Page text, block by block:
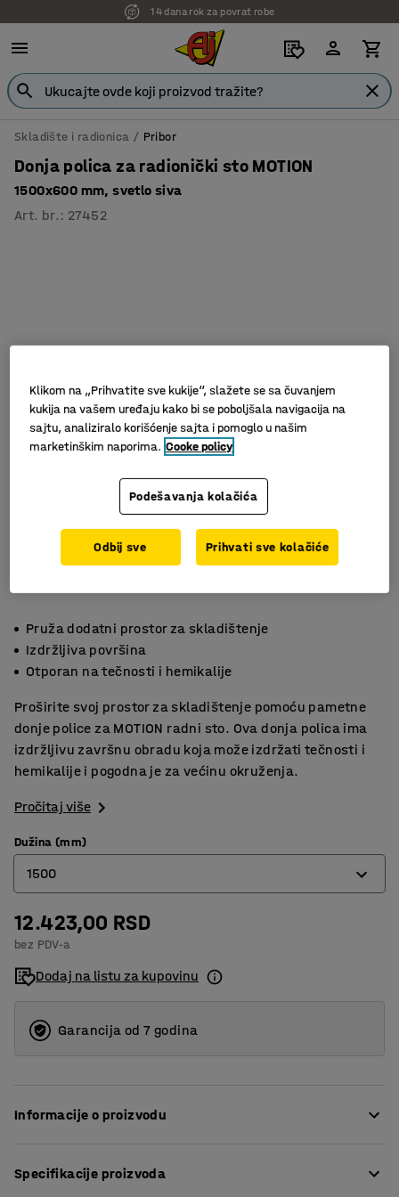
14 dana rok za povrat robe
Skladište i radionica Pribor
Donja polica za radionički sto MOTION
1500x600 mm, svetlo siva
Art. br. : 27452
Pruža dodatni prostor za skladištenje
Izdržljiva površina
Otporan na tečnosti i hemikalije
Proširite svoj prostor za skladištenje pomoću pametne
donje police za MOTION radni sto. Ova donja polica ima
izdržljivu završnu obradu koja može izdržati tečnosti i
hemikalije i pogodna je za većinu okruženja.
Pročitaj više
Dužina (mm)
1500
1200
1500
2000
2500
12.423,00 RSD
bez PDV-a
Dodaj na listu za kupovinu
Garancija od 7 godina
Informacije o proizvodu
dodatni prostor za skladištenje ispod same radne
Specifikacije proizvoda
Klikom na „Prihvatite sve kukije“, slažete se sa čuvanjem
kukija na vašem uređaju kako bi se poboljšala navigacija na
sajtu, analiziralo korišćenje sajta i pomoglo u našim
marketinškim naporima. Cooke policy
Podešavanja kolačića
Odbij sve Prihvati sve kolačiće